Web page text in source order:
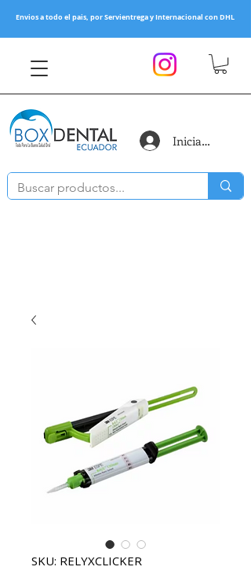
Envios a todo el pais, por Servientrega y Internacional con DHL
Iniciar sesión
SKU: RELYXCLICKER